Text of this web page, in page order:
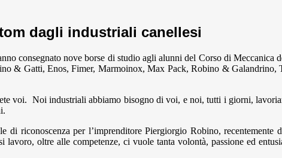
dagli industriali canellesi
consegnato nove borse di studio agli alunni del Corso di Meccanica
& Gatti, Enos, Fimer, Marmoinox, Max Pack, Robino & Galandrino,
voi. Noi industriali abbiamo bisogno di voi, e noi, tutti i giorni,
riconoscenza per l’imprenditore Piergiorgio Robino, recentemente
oltre alle competenze, ci vuole tanta volontà, passione ed